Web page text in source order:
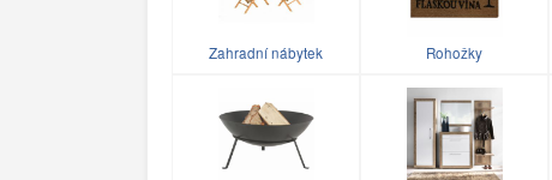
Zahradní nábytek Rohožky